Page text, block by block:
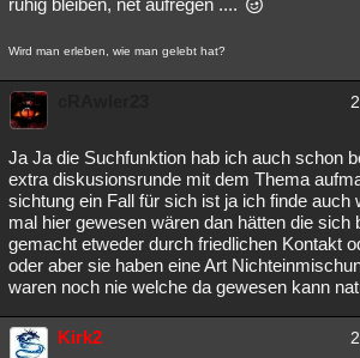
ruhig bleiben, net aufregen ....
Wird man erleben, wie man gelebt hat?
Ja Ja die Suchfunktion hab ich auch schon
extra diskusionsrunde mit dem Thema
sichtung ein Fall für sich ist ja ich finde auch
mal hier gewesen wären dan hätten die
gemacht etweder durch friedlichen Kontakt
oder aber sie haben eine Art
waren noch nie welche da gewesen kann
Kirk2